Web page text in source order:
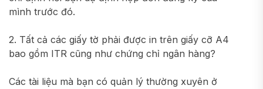
mình trước đó.
2. Tất cả các giấy tờ phải được in trên giấy cỡ A4
bao gồm ITR cũng như chứng chỉ ngân hàng?
Các tài liệu mà bạn có quản lý thường xuyên ở